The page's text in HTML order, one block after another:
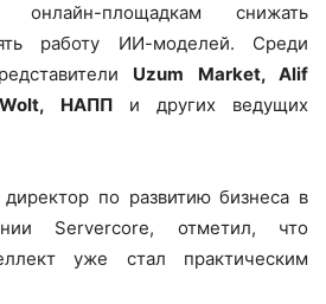
площадкам снижать
работу ИИ-моделей. Среди
Uzum Market, Alif
НАППи других ведущих
директор по развитию бизнеса в
Servercore, отметил, что
уже стал практическим